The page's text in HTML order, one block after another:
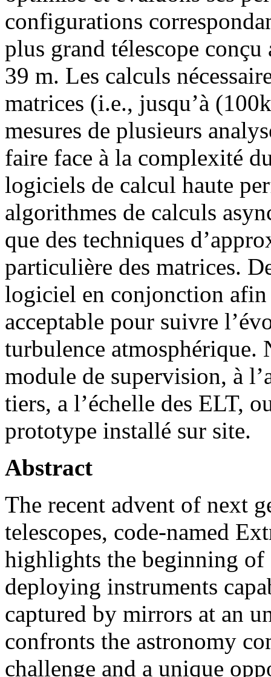
configurations
plus grand télescope
39 m. Les calculs
matrices (i.e., jusqu’à
mesures de plusieurs
faire face à la complexité
logiciels de calcul haute
algorithmes de calculs
que des techniques
particulière des matrices.
logiciel en conjonction afin
acceptable pour suivre
turbulence
module de supervision, à
tiers, a l’échelle des ELT,
prototype installé sur site.
Abstract
The recent advent of next
telescopes, code-named
highlights the beginning of
deploying instruments
captured by mirrors at an
confronts the astronomy
challenge and a unique